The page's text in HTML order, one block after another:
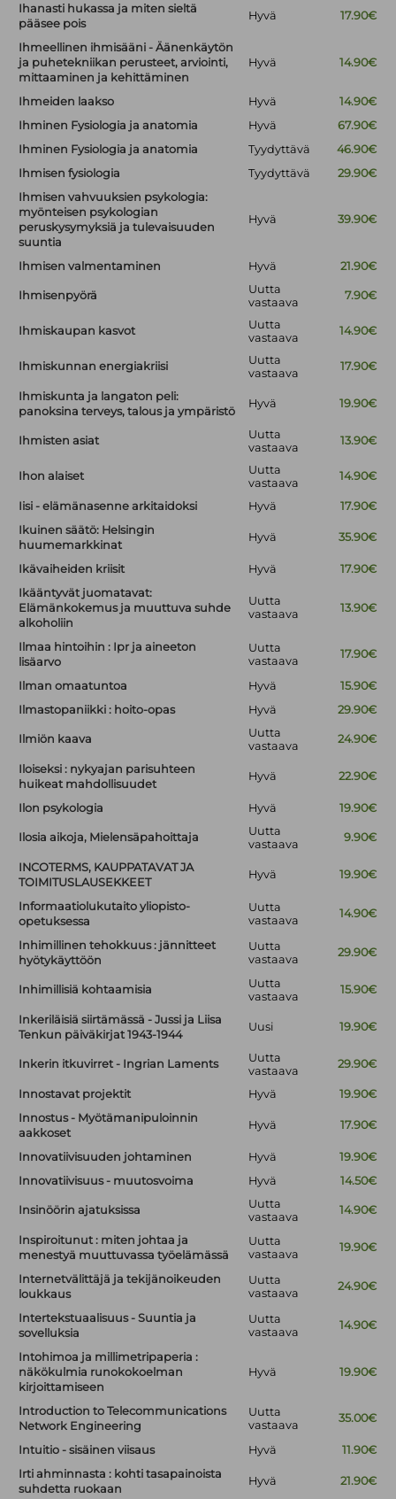
Ihanasti hukassa ja miten sieltä
pääsee pois
Hyvä 17.90€
Ihmeellinen ihmisääni - Äänenkäytön
ja puhetekniikan perusteet, arviointi,
mittaaminen ja kehittäminen
Hyvä 14.90€
Ihmeiden laakso Hyvä
14.90€
Ihminen Fysiologia ja anatomia
Hyvä
67.90€
Ihminen Fysiologia ja anatomia
Tyydyttävä
46.90€
Ihmisen fysiologia
Tyydyttävä
29.90€
Ihmisen vahvuuksien psykologia:
myönteisen psykologian
peruskysymyksiä ja tulevaisuuden
suuntia
Hyvä 39.90€
Ihmisen valmentaminen Hyvä 21.90€
Ihmisenpyörä
Uutta
vastaava
7.90€
Ihmiskaupan kasvot
Uutta
vastaava
14.90€
Ihmiskunnan energiakriisi
Uutta
vastaava
17.90€
Ihmiskunta ja langaton peli:
panoksina terveys, talous ja ympäristö
Hyvä 19.90€
Ihmisten asiat
Uutta
vastaava
13.90€
Ihon alaiset
Uutta
vastaava
14.90€
Iisi - elämänasenne arkitaidoksi Hyvä
17.90€
Ikuinen säätö: Helsingin
huumemarkkinat
Hyvä 35.90€
Ikävaiheiden kriisit Hyvä
17.90€
Ikääntyvät juomatavat:
Elämänkokemus ja muuttuva suhde
alkoholiin
Uutta
vastaava
13.90€
Ilmaa hintoihin : Ipr ja aineeton
lisäarvo
Uutta
vastaava
17.90€
Ilman omaatuntoa Hyvä
15.90€
Ilmastopaniikki : hoito-opas
Hyvä 29.90€
Ilmiön kaava
Uutta
vastaava
24.90€
Iloiseksi : nykyajan parisuhteen
huikeat mahdollisuudet
Hyvä 22.90€
Ilon psykologia Hyvä 19.90€
Ilosia aikoja, Mielensäpahoittaja
Uutta
vastaava
9.90€
INCOTERMS, KAUPPATAVAT JA
TOIMITUSLAUSEKKEET
Hyvä 19.90€
Informaatiolukutaito yliopisto-
opetuksessa
Uutta
vastaava
14.90€
Inhimillinen tehokkuus : jännitteet
hyötykäyttöön
Uutta
vastaava
29.90€
Inhimillisiä kohtaamisia
Uutta
vastaava
15.90€
Inkeriläisiä siirtämässä - Jussi ja Liisa
Tenkun päiväkirjat 1943-1944
Uusi 19.90€
Inkerin itkuvirret - Ingrian Laments
Uutta
vastaava
29.90€
Innostavat projektit Hyvä
19.90€
Innostus - Myötämanipuloinnin
aakkoset
Hyvä 17.90€
Innovatiivisuuden johtaminen Hyvä
19.90€
Innovatiivisuus - muutosvoima
Hyvä 14.50€
Insinöörin ajatuksissa
Uutta
vastaava
14.90€
Inspiroitunut : miten johtaa ja
menestyä muuttuvassa työelämässä
Uutta
vastaava
19.90€
Internetvälittäjä ja tekijänoikeuden
loukkaus
Uutta
vastaava
24.90€
Intertekstuaalisuus - Suuntia ja
sovelluksia
Uutta
vastaava
14.90€
Intohimoa ja millimetripaperia :
näkökulmia runokokoelman
kirjoittamiseen
Hyvä 19.90€
Introduction to Telecommunications
Network Engineering
Uutta
vastaava
35.00€
Intuitio - sisäinen viisaus Hyvä
11.90€
Irti ahminnasta : kohti tasapainoista
suhdetta ruokaan
Hyvä 21.90€